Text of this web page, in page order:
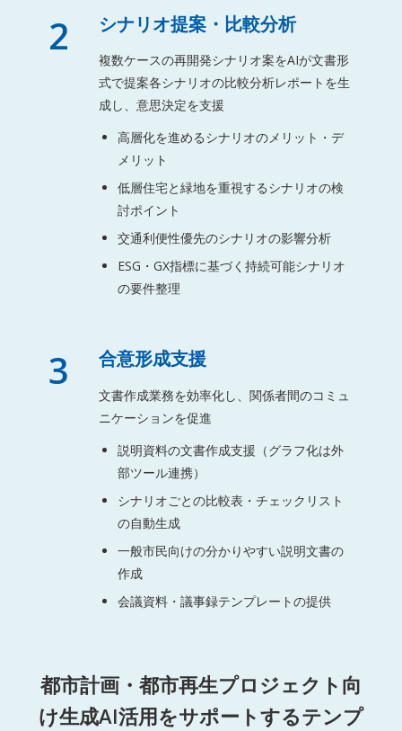
2 シナリオ提案・比較分析
複数ケースの再開発シナリオ案をAIが文書形
式で提案各シナリオの比較分析レポートを生
成し、意思決定を支援
高層化を進めるシナリオのメリット・デ
メリット
低層住宅と緑地を重視するシナリオの検
討ポイント
交通利便性優先のシナリオの影響分析
ESG・GX指標に基づく持続可能シナリオ
の要件整理
3 合意形成支援
文書作成業務を効率化し、関係者間のコミュ
ニケーションを促進
説明資料の文書作成支援（グラフ化は外
部ツール連携）
シナリオごとの比較表・チェックリスト
の自動生成
一般市民向けの分かりやすい説明文書の
作成
会議資料・議事録テンプレートの提供
都市計画・都市再生プロジェクト向
け生成AI活用をサポートするテンプ